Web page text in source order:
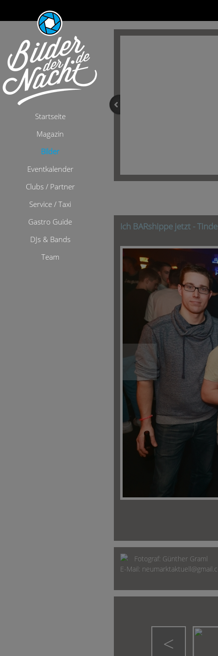
Startseite
Magazin
Bilder
Eventkalender
Clubs / Partner
Service / Taxi
Gastro Guide
DJs & Bands
Team
Ich BARshippe jetzt -
<
Fotograf: Günther Graml
E-Mail:
<